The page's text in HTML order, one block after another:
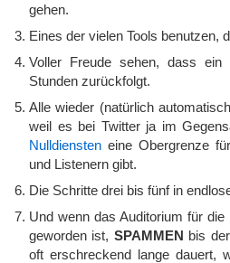
gehen.
Eines der vielen Tools benutzen,
Voller Freude sehen, dass ein
Stunden zurückfolgt.
Alle wieder (natürlich
weil es bei Twitter ja im
Nulldiensten eine Obergrenze
und Listenern gibt.
Die Schritte drei bis fünf in
Und wenn das Auditorium für
geworden ist, SPAMMEN bis
oft erschreckend lange dauert,